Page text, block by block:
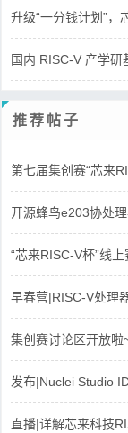
升级“一分钱计划”，
国内 RISC-V 产学研
推荐帖子
第七届集创赛“芯来
开源蜂鸟e203协处
“芯来RISC-V杯”线
早春营|RISC-V处理
集创赛讨论区开放啦
发布|Nuclei Studio
直播|详解芯来科技